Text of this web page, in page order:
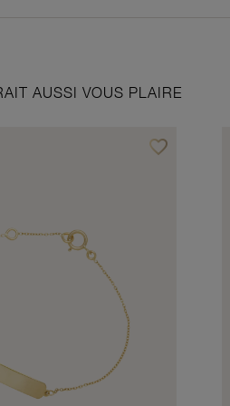
AUSSI VOUS PLAIRE
favorite_borderAjouter à vos